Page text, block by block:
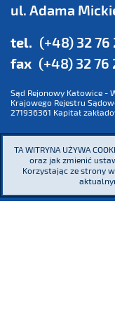
ul. Adama
tel. (+48) 32 76
fax (+48) 32 76
Sąd Rejonowy Katowice -
Krajowego Rejestru
271936361 Kapitał
TA WITRYNA UŻYWA
oraz jak zmienić
Korzystając ze strony